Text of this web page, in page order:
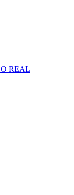
REAL